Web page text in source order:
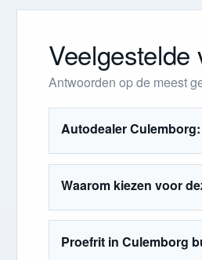
Veelgestelde
Antwoorden op de meest
Autodealer
Waarom kiezen voor
Proefrit in Culemborg